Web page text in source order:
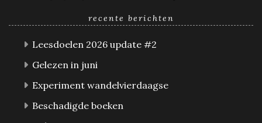
recente berichten
Leesdoelen 2026 update #2
Gelezen in juni
Experiment wandelvierdaagse
Beschadigde boeken